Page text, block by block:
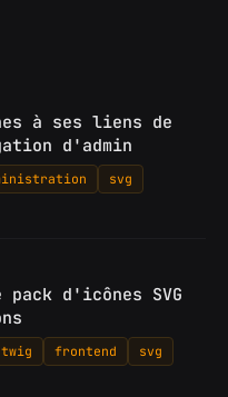
à ses liens de
d'admin
svg
d'icônes SVG
twig frontend
svg